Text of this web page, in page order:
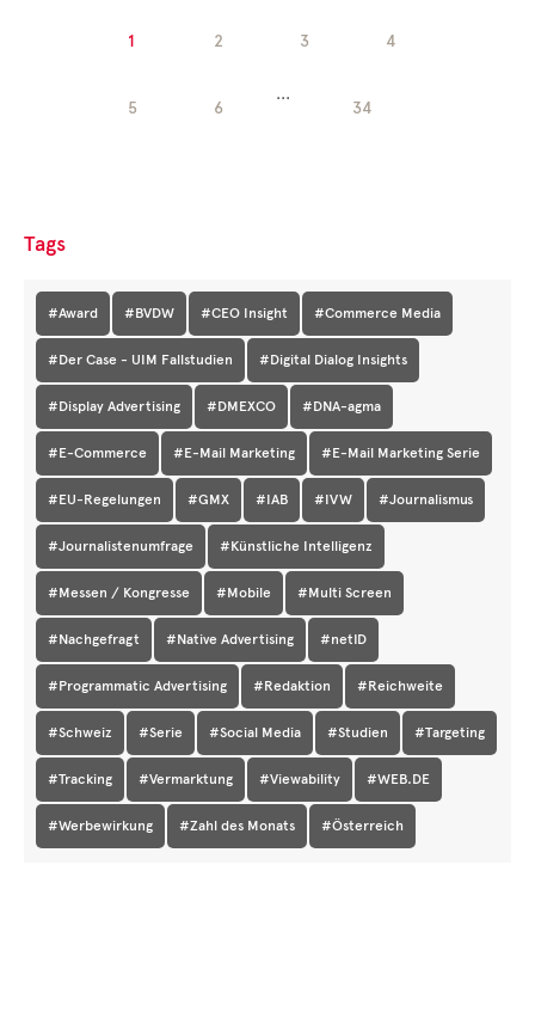
1 2 3 4
5 6
...
34
Tags
#Award #BVDW #CEO Insight #Commerce Media
#Der Case - UIM Fallstudien #Digital Dialog Insights
#Display Advertising #DMEXCO #DNA-agma
#E-Commerce #E-Mail Marketing #E-Mail Marketing Serie
#EU-Regelungen #GMX #IAB #IVW #Journalismus
#Journalistenumfrage #Künstliche Intelligenz
#Messen / Kongresse #Mobile #Multi Screen
#Nachgefragt #Native Advertising #netID
#Programmatic Advertising #Redaktion #Reichweite
#Schweiz #Serie #Social Media #Studien #Targeting
#Tracking #Vermarktung #Viewability #WEB.DE
#Werbewirkung #Zahl des Monats #Österreich